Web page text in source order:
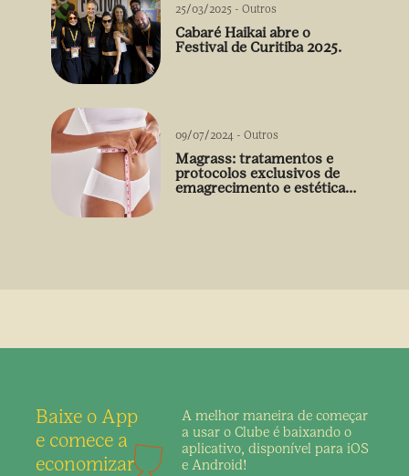
25/03/2025 - Outros
Cabaré Haikai abre o
Festival de Curitiba 2025.
09/07/2024 - Outros
Magrass: tratamentos e
protocolos exclusivos de
emagrecimento e estética
Baixe o App
e comece a
economizar
A melhor maneira de começar
a usar o Clube é baixando o
aplicativo, disponível para iOS
e Android!